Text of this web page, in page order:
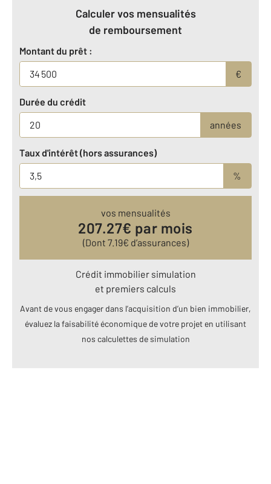
Calculer vos mensualités
de remboursement
Montant du prêt :
€
Durée du crédit
années
Taux d'intérêt (hors assurances)
%
vos mensualités
207.27€ par mois
(Dont 7.19€ d’assurances)
Crédit immobilier simulation
et premiers calculs
Avant de vous engager dans l’acquisition d’un bien immobilier,
évaluez la faisabilité économique de votre projet en utilisant
nos calculettes de simulation